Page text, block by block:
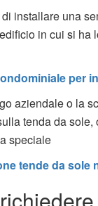
installare una
in cui si ha
per
aziendale o la
tenda da sole,
speciale
tende da sole